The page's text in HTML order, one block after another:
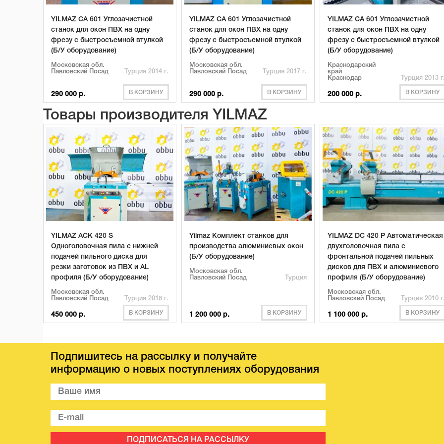
YILMAZ CA 601 Углозачистной
станок для окон ПВХ на одну
фрезу с быстросъемной втулкой
(Б/У оборудование)
Московская обл.
Павловский Посад
Турция 2014 г.
290 000 р. В КОРЗИНУ
YILMAZ CA 601 Углозачистной
станок для окон ПВХ на одну
фрезу с быстросъемной втулкой
(Б/У оборудование)
Московская обл.
Павловский Посад
Турция 2017 г.
290 000 р. В КОРЗИНУ
YILMAZ CA 601 Углозачистной
станок для окон ПВХ на одну
фрезу с быстросъемной втулкой
(Б/У оборудование)
Краснодарский
край
Краснодар
Турция 2013
200 000 р. В КОРЗИНУ
Товары производителя YILMAZ
YILMAZ ACK 420 S
Одноголовочная пила с нижней
подачей пильного диска для
резки заготовок из ПВХ и AL
профиля (Б/У оборудование)
Московская обл.
Павловский Посад
Турция 2018 г.
450 000 р. В КОРЗИНУ
Yilmaz Комплект станков для
производства алюминиевых окон
(Б/У оборудование)
Московская обл.
Павловский Посад
Турция
1 200 000 р. В КОРЗИНУ
YILMAZ DC 420 P Автоматическая
двухголовочная пила с
фронтальной подачей пильных
дисков для ПВХ и алюминиевого
профиля (Б/У оборудование)
Московская обл.
Павловский Посад
Турция 2010
1 100 000 р. В КОРЗИНУ
Подпишитесь на рассылку и получайте
информацию о новых поступлениях оборудования
ПОДПИСАТЬСЯ НА РАССЫЛКУ